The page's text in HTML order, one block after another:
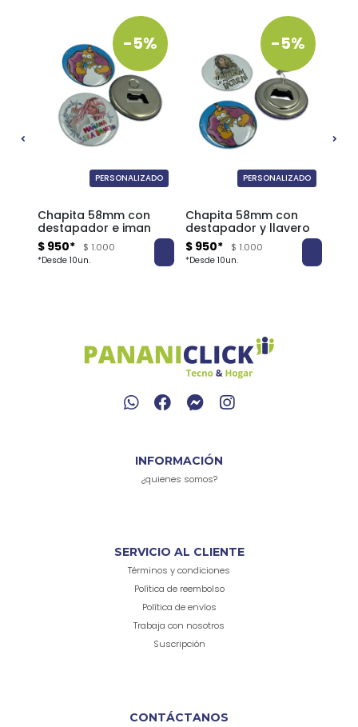
-5%
PERSONALIZADO
Chapita 58mm con
destapador e iman
$ 950*
$ 1.000
*Desde 10un.
-5%
PERSONALIZADO
Chapita 58mm con
destapador y llavero
$ 950*
$ 1.000
*Desde 10un.
INFORMACIÓN
¿quienes somos?
SERVICIO AL CLIENTE
Términos y condiciones
Política de reembolso
Política de envíos
Trabaja con nosotros
Suscripción
CONTÁCTANOS